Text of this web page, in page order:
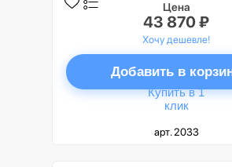
Цена
43 870 ₽
Хочу дешевле!
Добавить в
Купить в 1
клик
арт. 2033